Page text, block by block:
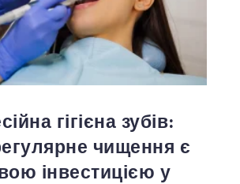
гігієна зубів:
чищення є
інвестицією у